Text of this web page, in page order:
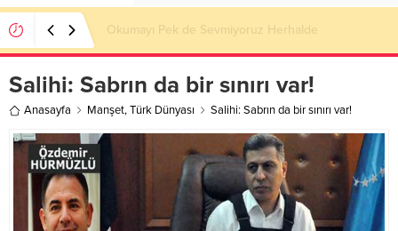
Okumayı Pek de Sevmiyoruz Herhalde
Salihi: Sabrın da bir sınırı var!
Anasayfa Manşet,Türk Dünyası Salihi: Sabrın da bir sınırı var!